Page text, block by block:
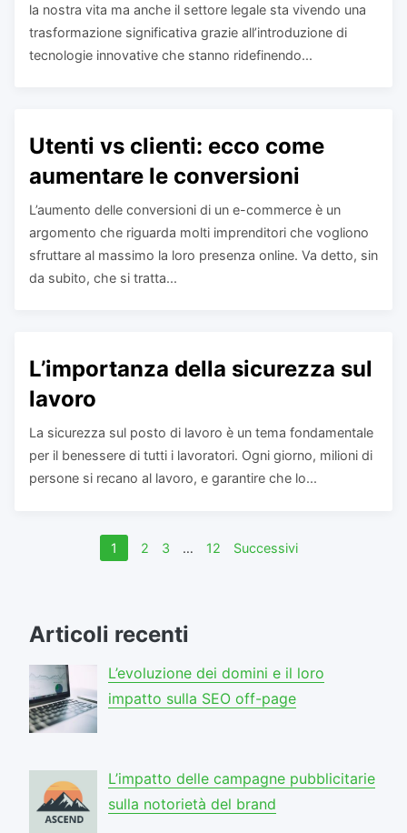
la nostra vita ma anche il settore legale sta vivendo una
trasformazione significativa grazie all’introduzione di
tecnologie innovative che stanno ridefinendo...
Utenti vs clienti: ecco come
aumentare le conversioni
L’aumento delle conversioni di un e-commerce è un
argomento che riguarda molti imprenditori che vogliono
sfruttare al massimo la loro presenza online. Va detto, sin
da subito, che si tratta...
L’importanza della sicurezza sul
lavoro
La sicurezza sul posto di lavoro è un tema fondamentale
per il benessere di tutti i lavoratori. Ogni giorno, milioni di
persone si recano al lavoro, e garantire che lo...
Navigazione
1 2 3 … 12 Successivi
Articoli recenti
L’evoluzione dei domini e il loro
impatto sulla SEO off-page
L’impatto delle campagne pubblicitarie
sulla notorietà del brand